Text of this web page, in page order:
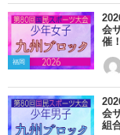
福岡
会
催
会
組